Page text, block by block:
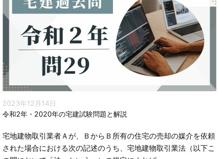
2023年12月14日
令和2年・2020年の宅建試験問題と解説
宅地建物取引業者Ａが、ＢからＢ所有の住宅の売却の媒介を依頼
された場合における次の記述のうち、宅地建物取引業法（以下こ